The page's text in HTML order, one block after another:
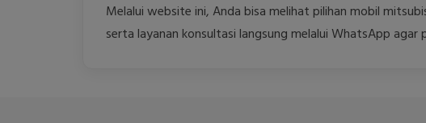
Melalui website ini, Anda bisa melihat pilihan mobil
serta layanan konsultasi langsung melalui WhatsApp